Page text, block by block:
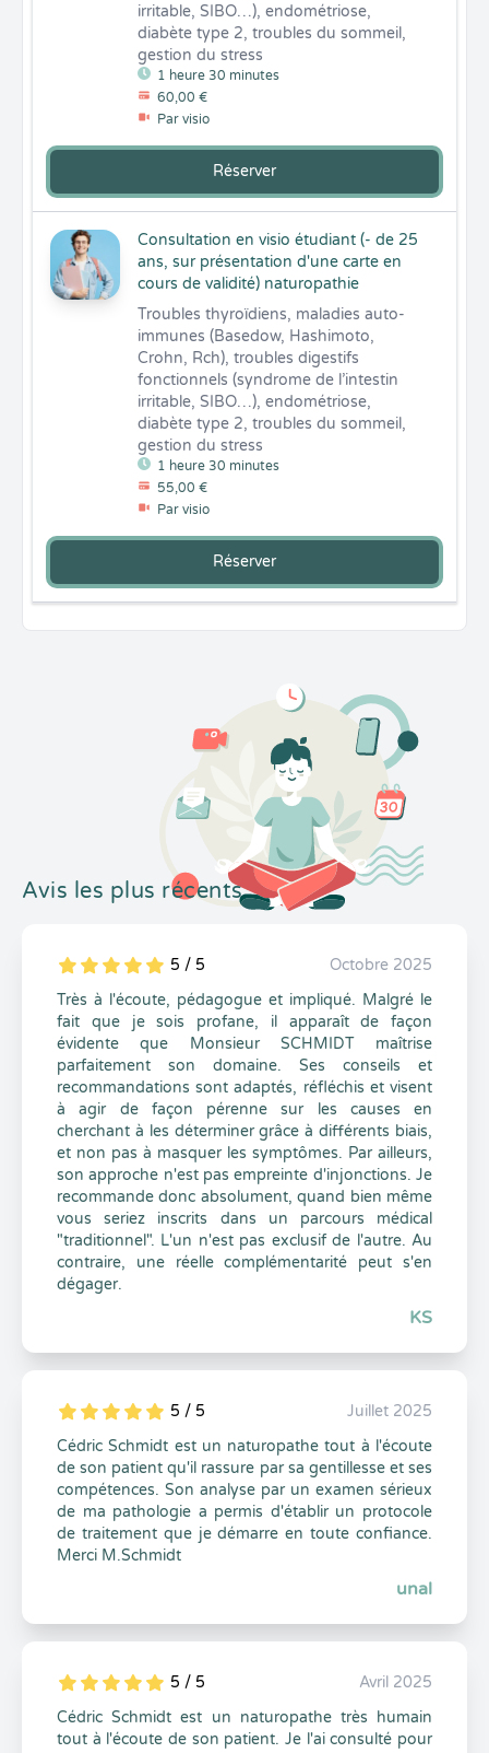
1 heure 30 minutes
60,00 €
Par visio
irritable, SIBO…), endométriose,
diabète type 2, troubles du sommeil,
gestion du stress
Réserver
Consultation en visio étudiant (- de 25
ans, sur présentation d'une carte en
cours de validité) naturopathie
1 heure 30 minutes
55,00 €
Par visio
Troubles thyroïdiens, maladies auto-
immunes (Basedow, Hashimoto,
Crohn, Rch), troubles digestifs
fonctionnels (syndrome de l’intestin
irritable, SIBO…), endométriose,
diabète type 2, troubles du sommeil,
gestion du stress
Réserver
Avis les plus récents
5
1
5
0 5 / 5
Octobre 2025
Très à l'écoute, pédagogue et impliqué. Malgré le
fait que je sois profane, il apparaît de façon
évidente que Monsieur SCHMIDT maîtrise
parfaitement son domaine. Ses conseils et
recommandations sont adaptés, réfléchis et visent
à agir de façon pérenne sur les causes en
cherchant à les déterminer grâce à différents biais,
et non pas à masquer les symptômes. Par ailleurs,
son approche n'est pas empreinte d'injonctions. Je
recommande donc absolument, quand bien même
vous seriez inscrits dans un parcours médical
"traditionnel". L'un n'est pas exclusif de l'autre. Au
contraire, une réelle complémentarité peut s'en
dégager.
KS
5
1
5
0 5 / 5
Juillet 2025
Cédric Schmidt est un naturopathe tout à l'écoute
de son patient qu'il rassure par sa gentillesse et ses
compétences. Son analyse par un examen sérieux
de ma pathologie a permis d'établir un protocole
de traitement que je démarre en toute confiance.
Merci M.Schmidt
unal
5
1
5
0 5 / 5
Avril 2025
Cédric Schmidt est un naturopathe très humain
tout à l'écoute de son patient. Je l'ai consulté pour